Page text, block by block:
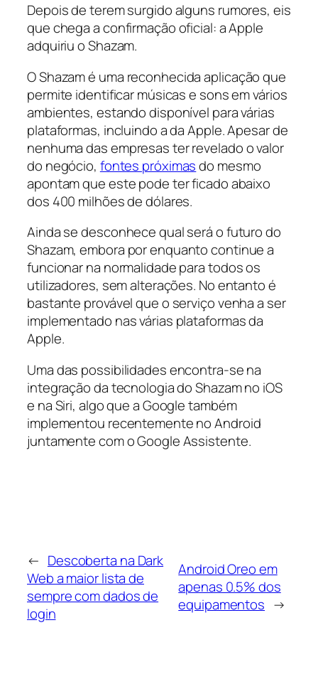
Depois de terem surgido alguns rumores, eis
que chega a confirmação oficial: a Apple
adquiriu o Shazam.
O Shazam é uma reconhecida aplicação que
permite identificar músicas e sons em vários
ambientes, estando disponível para várias
plataformas, incluindo a da Apple. Apesar de
nenhuma das empresas ter revelado o valor
do negócio, fontes próximasdo mesmo
apontam que este pode ter ficado abaixo
dos 400 milhões de dólares.
Ainda se desconhece qual será o futuro do
Shazam, embora por enquanto continue a
funcionar na normalidade para todos os
utilizadores, sem alterações. No entanto é
bastante provável que o serviço venha a ser
implementado nas várias plataformas da
Apple.
Uma das possibilidades encontra-se na
integração da tecnologia do Shazam no iOS
e na Siri, algo que a Google também
implementou recentemente no Android
juntamente com o Google Assistente.
← Descoberta na Dark
Web a maior lista de
sempre com dados de
login
Android Oreo em
apenas 0.5% dos
equipamentos →